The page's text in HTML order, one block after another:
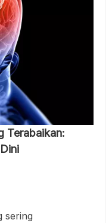
Terabaikan:
sering